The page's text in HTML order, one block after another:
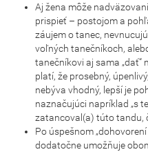
Aj žena môže
prispieť – postojom a
záujem o tanec,
voľných tanečníkoch,
tanečníkovi aj sama „dať“
platí, že prosebný,
nebýva vhodný, lepší je
naznačujúci napríklad „s
zatancoval(a) túto tandu,
Po úspešnom
dodatočne umožňuje